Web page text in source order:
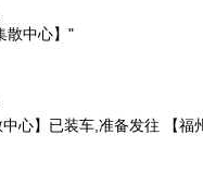
散中心】"
散中心】已装车,准备发往 【